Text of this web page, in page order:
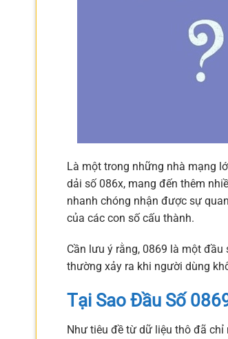
Là một trong những nhà mạng
dải số 086x, mang đến thêm
nhanh chóng nhận được sự
của các con số cấu thành.
Cần lưu ý rằng, 0869 là một
thường xảy ra khi người dùng
Tại Sao Đầu Số
Như tiêu đề từ dữ liệu thô đã chỉ